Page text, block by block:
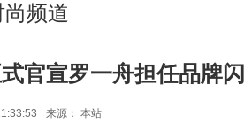
尚频道
官宣罗一舟担任品牌
来源： 本站